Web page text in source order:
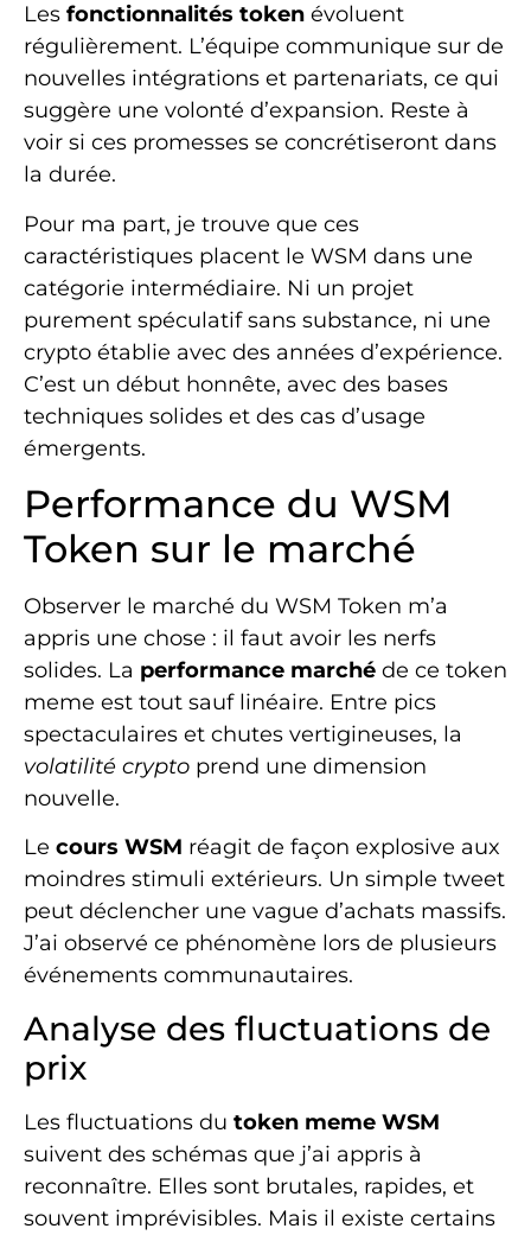
Les fonctionnalités token évoluent
régulièrement. L’équipe communique sur de
nouvelles intégrations et partenariats, ce qui
suggère une volonté d’expansion. Reste à
voir si ces promesses se concrétiseront dans
la durée.
Pour ma part, je trouve que ces
caractéristiques placent le WSM dans une
catégorie intermédiaire. Ni un projet
purement spéculatif sans substance, ni une
crypto établie avec des années d’expérience.
C’est un début honnête, avec des bases
techniques solides et des cas d’usage
émergents.
Performance du WSM
Token sur le marché
Observer le marché du WSM Token m’a
appris une chose : il faut avoir les nerfs
solides. La performance marché de ce token
meme est tout sauf linéaire. Entre pics
spectaculaires et chutes vertigineuses, la
volatilité crypto prend une dimension
nouvelle.
Le cours WSM réagit de façon explosive aux
moindres stimuli extérieurs. Un simple tweet
peut déclencher une vague d’achats massifs.
J’ai observé ce phénomène lors de plusieurs
événements communautaires.
Analyse des fluctuations de
prix
Les fluctuations du token meme WSM
suivent des schémas que j’ai appris à
reconnaître. Elles sont brutales, rapides, et
souvent imprévisibles. Mais il existe certains